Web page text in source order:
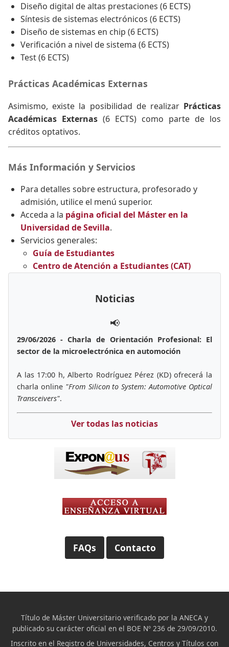
Diseño digital de altas prestaciones (6 ECTS)
Síntesis de sistemas electrónicos (6 ECTS)
Diseño de sistemas en chip (6 ECTS)
Verificación a nivel de sistema (6 ECTS)
Test (6 ECTS)
Prácticas Académicas Externas
Asimismo, existe la posibilidad de realizar Prácticas
Académicas Externas (6 ECTS) como parte de los
créditos optativos.
Más Información y Servicios
Para detalles sobre estructura, profesorado y
admisión, utilice el menú superior.
Acceda a la página oficial del Máster en la
Universidad de Sevilla.
Servicios generales:
Guía de Estudiantes
Centro de Atención a Estudiantes (CAT)
Noticias
📢
29/06/2026 - Charla de Orientación Profesional: El
sector de la microelectrónica en automoción
A las 17:00 h, Alberto Rodríguez Pérez (KD) ofrecerá la
charla online "From Silicon to System: Automotive Optical
Transceivers".
Ver todas las noticias
FAQs Contacto
Título de Máster Universitario verificado por la ANECA y
publicado su carácter oficial en el BOE Nº 236 de 29/09/2010.
Inscrito en el Registro de Universidades, Centros y Títulos con